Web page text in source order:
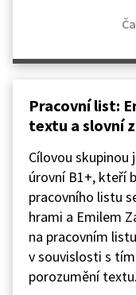
Pracovní list:
textu a slovní
Cílovou skupinou
úrovní B1+, kteří
pracovního listu
hrami a Emilem
na pracovním
v souvislosti s
porozumění textu.